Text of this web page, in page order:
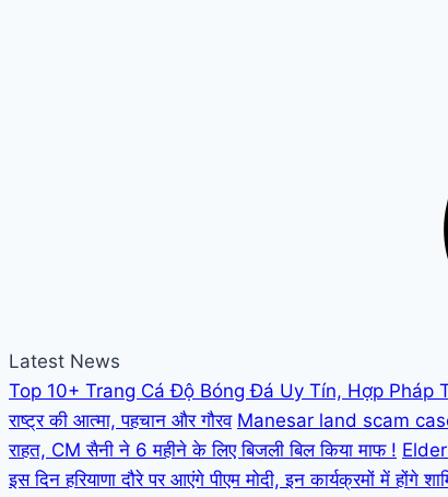
Latest News
Top 10+ Trang Cá Độ Bóng Đá Uy Tín, Hợp Pháp
राष्ट्र की आत्मा, पहचान और गौरव Manesar land scam case
राहत, CM सैनी ने 6 महीने के लिए बिजली बिल किया माफ !
इस दिन हरियाणा दौरे पर आएंगे पीएम मोदी, इन कार्यक्रमों में होंगे